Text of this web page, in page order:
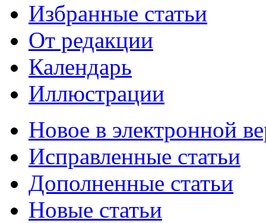
Избранные статьи
От редакции
Календарь
Иллюстрации
Новое в электронной
Исправленные статьи
Дополненные статьи
Новые статьи